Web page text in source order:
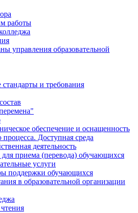
работы
управления образовательной
и требования
обеспечение и оснащенность
процесса. Доступная среда
деятельность
приема (перевода) обучающихся
услуги
поддержки обучающихся
в образовательной организации